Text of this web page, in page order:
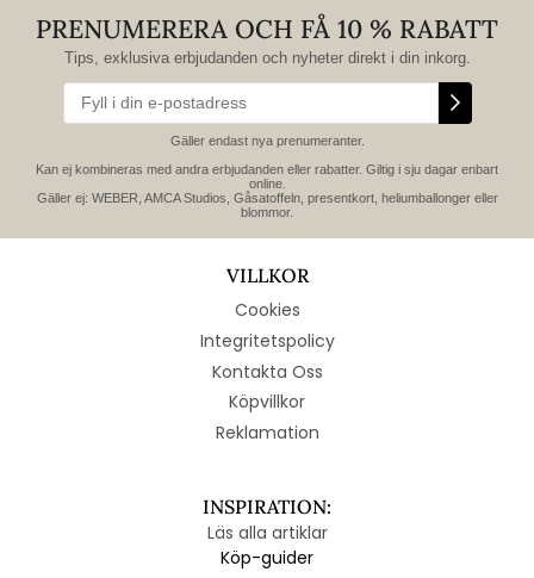
PRENUMERERA OCH FÅ 10 % RABATT
Tips, exklusiva erbjudanden och nyheter direkt i din inkorg.
Gäller endast nya prenumeranter.
Kan ej kombineras med andra erbjudanden eller rabatter. Giltig i sju dagar enbart
online.
Gäller ej: WEBER, AMCA Studios, Gåsatoffeln, presentkort, heliumballonger eller
blommor.
VILLKOR
Cookies
Integritetspolicy
Kontakta Oss
Köpvillkor
Reklamation
INSPIRATION:
Läs alla artiklar
Köp-guider